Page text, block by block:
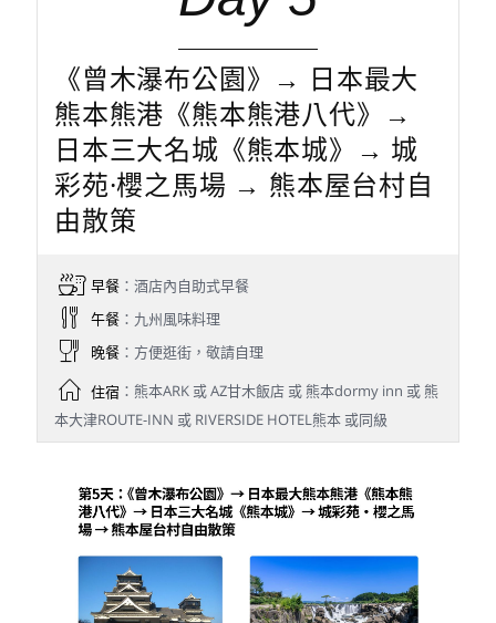
《曾木瀑布公園》→ 日本最大
熊本熊港《熊本熊港八代》→
日本三大名城《熊本城》→ 城
彩苑·櫻之馬場 → 熊本屋台村自
由散策
早餐：酒店內自助式早餐
午餐：九州風味料理
晚餐：方便逛街，敬請自理
住宿：熊本ARK 或 AZ甘木飯店 或 熊本dormy inn 或 熊
本大津ROUTE-INN 或 RIVERSIDE HOTEL熊本 或同級